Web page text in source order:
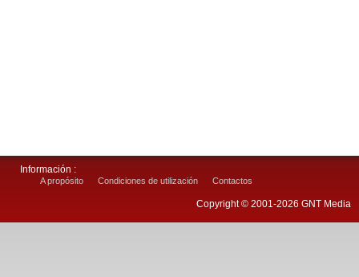
Información :
A propósito Condiciones de utilización Contactos
Copyright © 2001-2026 GNT Media